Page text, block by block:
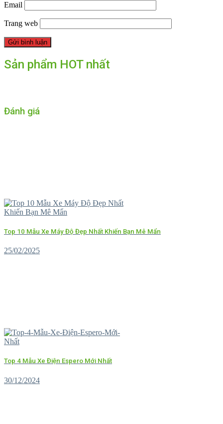
Email
Trang web
Sản phẩm HOT nhất
Đánh giá
Top 10 Mẫu Xe Máy Độ Đẹp Nhất Khiến Bạn Mê Mẩn
25/02/2025
Top 4 Mẫu Xe Điện Espero Mới Nhất
30/12/2024